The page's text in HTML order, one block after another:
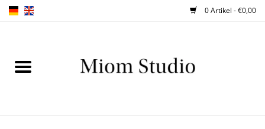
0 Artikel - €0,00